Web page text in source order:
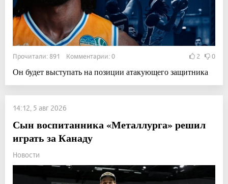
Прочитали: 891 Комментарии: 0 2 0
Он будет выступать на позиции атакующего защитника
14:12, 5 авг 2026
Сын воспитанника «Металлурга» решил
играть за Канаду
Новости